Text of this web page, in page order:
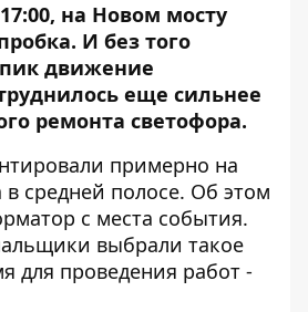
на Новом мосту
И без того
движение
еще сильнее
ремонта светофора.
примерно на
в средней полосе. Об этом
с места события.
выбрали такое
для проведения работ -